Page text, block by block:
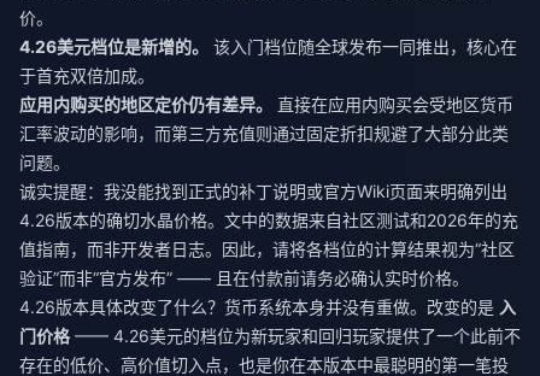
价。
4.26美元档位是新增的。
该入门档位随全球发布一同推出，核心在
于首充双倍加成。
应用内购买的地区定价仍有差异。
直接在应用内购买会受地区货币
汇率波动的影响，而第三方充值则通过固定折扣规避了大部分此类
问题。
诚实提醒：我没能找到正式的补丁说明或官方Wiki页面来明确列出
4.26版本的确切水晶价格。文中的数据来自社区测试和2026年的充
值指南，而非开发者日志。因此，请将各档位的计算结果视为“社区
验证”而非“官方发布” —— 且在付款前请务必确认实时价格。
4.26版本具体改变了什么？货币系统本身并没有重做。改变的是 入
门价格 —— 4.26美元的档位为新玩家和回归玩家提供了一个此前不
存在的低价、高价值切入点，也是你在本版本中最聪明的第一笔投